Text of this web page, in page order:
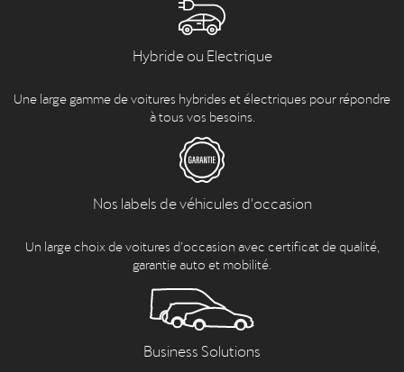
Hybride ou Electrique
Une large gamme de voitures hybrides et électriques pour répondre
à tous vos besoins.
Nos labels de véhicules d'occasion
Un large choix de voitures d’occasion avec certificat de qualité,
garantie auto et mobilité.
Business Solutions